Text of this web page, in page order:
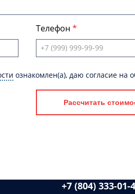
Телефон
ознакомлен(а), даю согласие на
Рассчитать
+7 (804) 333-01-